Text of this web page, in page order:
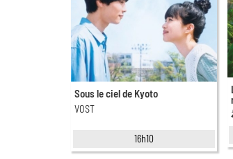
Sous le ciel de Kyoto
VOST
16h10